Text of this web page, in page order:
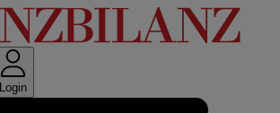
Login